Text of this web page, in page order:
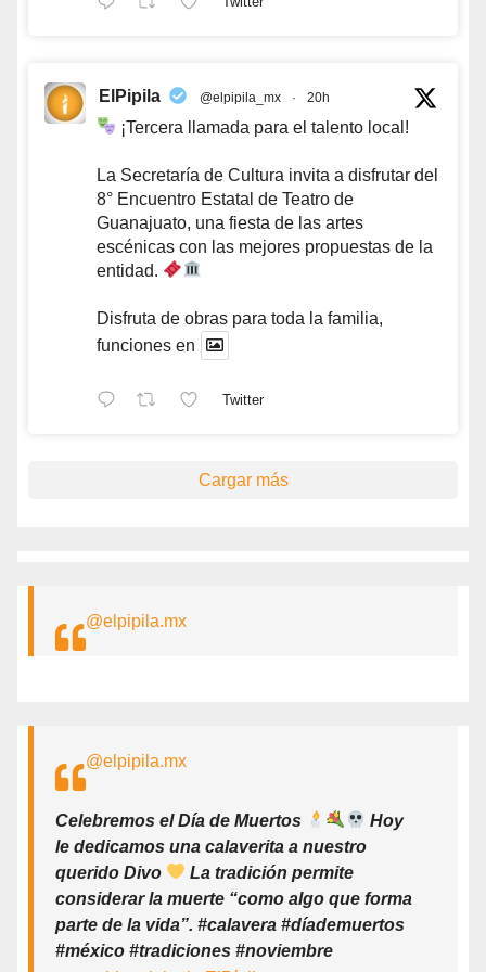
ElPipila @elpipila_mx · 20h
¡Tercera llamada para el talento local!
La Secretaría de Cultura invita a disfrutar del
8° Encuentro Estatal de Teatro de
Guanajuato, una fiesta de las artes
escénicas con las mejores propuestas de la
entidad.
Disfruta de obras para toda la familia,
funciones en
Twitter
Cargar más
@elpipila.mx
@elpipila.mx
Celebremos el Día de Muertos
Hoy
le dedicamos una calaverita a nuestro
querido Divo
La tradición permite
considerar la muerte “como algo que forma
parte de la vida”. #calavera #díademuertos
#méxico #tradiciones #noviembre